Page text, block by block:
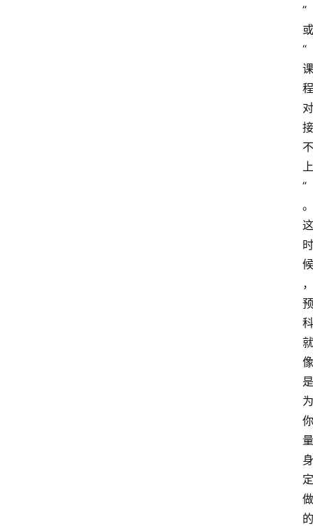
”
或
“
课
程
对
接
不
上
”
。
这
时
候
，
预
科
就
像
是
为
你
量
身
定
做
的